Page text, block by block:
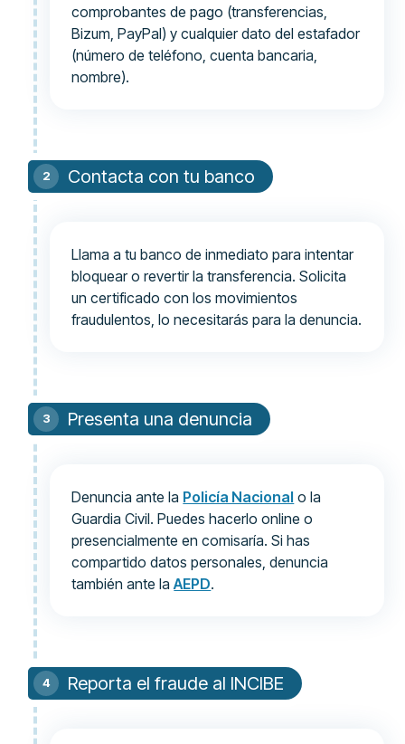
comprobantes de pago (transferencias,
Bizum, PayPal) y cualquier dato del estafador
(número de teléfono, cuenta bancaria,
nombre).
Contacta con tu banco
Llama a tu banco de inmediato para intentar
bloquear o revertir la transferencia. Solicita
un certificado con los movimientos
fraudulentos, lo necesitarás para la denuncia.
Presenta una denuncia
Denuncia ante la Policía Nacional o la
Guardia Civil. Puedes hacerlo online o
presencialmente en comisaría. Si has
compartido datos personales, denuncia
también ante laAEPD.
Reporta el fraude al INCIBE